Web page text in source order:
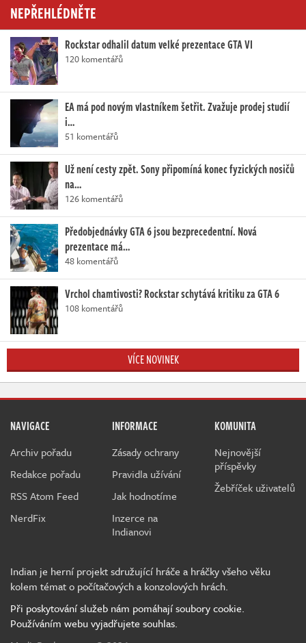
NEPŘEHLÉDNĚTE
Rockstar odhalil datum velké prezentace GTA VI
120 komentářů
EA má pod novým vlastníkem šetřit. Zvažuje prodej studií
i…
51 komentářů
Už není cesty zpět. Sony připomíná konec fyzických nosičů
na…
126 komentářů
Předobjednávky GTA 6 jsou bezprecedentní. Nová
prezentace má…
48 komentářů
Vrchol chamtivosti? Rockstar schytává kritiku za GTA 6
108 komentářů
VÍCE NOVINEK
NAVIGACE
Archiv pořadu
Redakce pořadu
RSS Atom Feed
NerdFix
INFORMACE
Zásady ochrany
Pravidla užívání
Jak hodnotíme
Inzerce na
Indianovi
KOMUNITA
Nejnovější
příspěvky
Žebříček uživatelů
Indian je herní projekt sdružující hráče a hráčky všeho věku
kolem témat o počítačových a konzolových hrách.
Při poskytování služeb nám pomáhají soubory cookie.
Používáním webu vyjadřujete souhlas.